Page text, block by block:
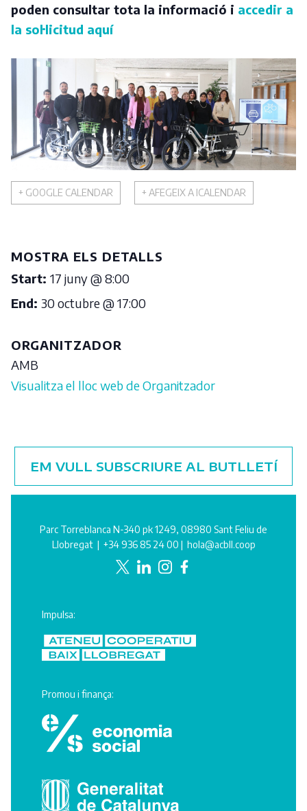
+ GOOGLE CALENDAR + AFEGEIX A ICALENDAR
MOSTRA ELS DETALLS
Start: 17 juny @ 8:00
End: 30 octubre @ 17:00
ORGANITZADOR
AMB
Visualitza el lloc web de Organitzador
poden consultar tota la informació i accedir a
la sol·licitud aquí
EM VULL SUBSCRIURE AL BUTLLETÍ
Parc Torreblanca N-340 pk 1249, 08980 Sant Feliu de
Llobregat | +34 936 85 24 00 | hola@acbll.coop
Impulsa:
Promou i finança: